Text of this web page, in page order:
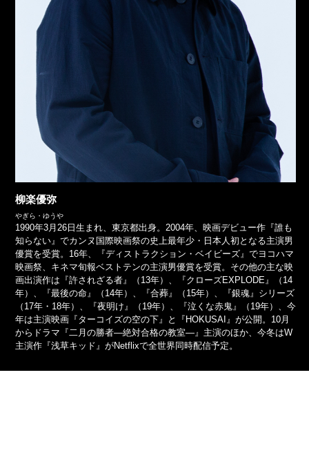
柳楽優弥
やぎら・ゆうや
1990年3月26日生まれ、東京都出身。2004年、映画デビュー作『誰も
知らない』でカンヌ国際映画祭の史上最年少・日本人初となる主演男
優賞を受賞。16年、『ディストラクション・ベイビーズ』でヨコハマ
映画祭、キネマ旬報ベストテンの主演男優賞を受賞。その他の主な映
画出演作は『許されざる者』（13年）、『クローズEXPLODE』（14
年）、『最後の命』（14年）、『合葬』（15年）、『銀魂』シリーズ
（17年・18年）、『夜明け』（19年）、『泣くな赤鬼』（19年）、今
年は主演映画『ターコイズの空の下』と『HOKUSAI』が公開。10月
からドラマ『二月の勝者―絶対合格の教室―』主演のほか、今冬はW
主演作『浅草キッド』がNetflixで全世界同時配信予定。